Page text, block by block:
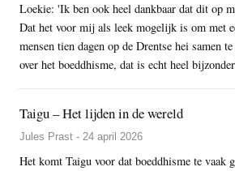
Loekie: 'Ik ben ook heel dankbaar dat dit op
Dat het voor mij als leek mogelijk is om met
mensen tien dagen op de Drentse hei samen
over het boeddhisme, dat is echt heel
Taigu – Het lijden in de wereld
Jules Prast - 24 april 2026
Het komt Taigu voor dat boeddhisme te vaak